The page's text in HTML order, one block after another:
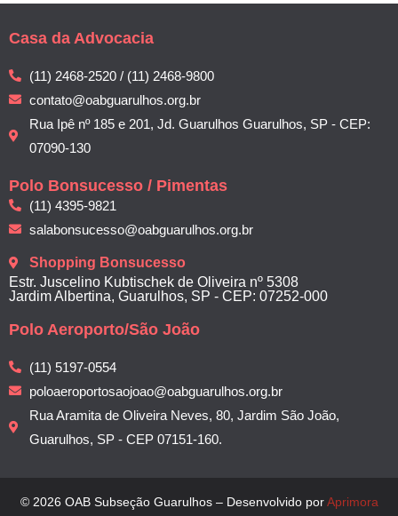
Casa da Advocacia
(11) 2468-2520 / (11) 2468-9800
contato@oabguarulhos.org.br
Rua Ipê nº 185 e 201, Jd. Guarulhos Guarulhos, SP - CEP:
07090-130
Polo Bonsucesso / Pimentas
(11) 4395-9821
salabonsucesso@oabguarulhos.org.br
Shopping Bonsucesso
Estr. Juscelino Kubtischek de Oliveira nº 5308
Jardim Albertina, Guarulhos, SP - CEP: 07252-000
Polo Aeroporto/São João
(11) 5197-0554
poloaeroportosaojoao@oabguarulhos.org.br
Rua Aramita de Oliveira Neves, 80, Jardim São João,
Guarulhos, SP - CEP 07151-160.
© 2026 OAB Subseção Guarulhos – Desenvolvido porAprimora